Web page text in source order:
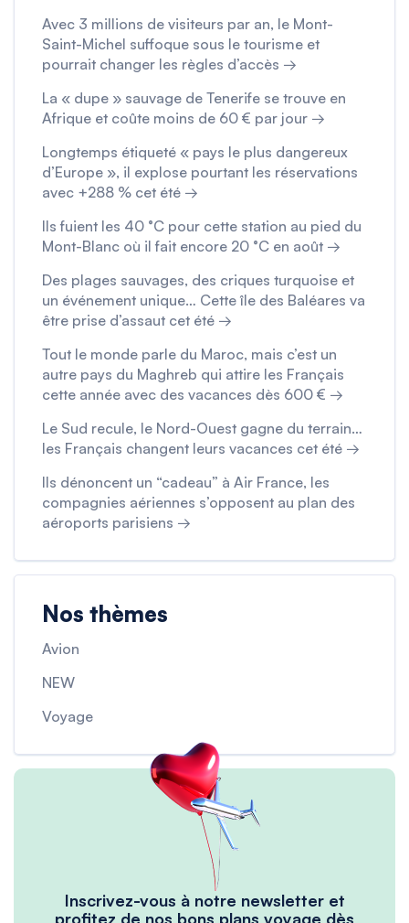
Avec 3 millions de visiteurs par an, le Mont-
Saint-Michel suffoque sous le tourisme et
pourrait changer les règles d’accès →
La « dupe » sauvage de Tenerife se trouve en
Afrique et coûte moins de 60 € par jour →
Longtemps étiqueté « pays le plus dangereux
d’Europe », il explose pourtant les réservations
avec +288 % cet été →
Ils fuient les 40 °C pour cette station au pied du
Mont-Blanc où il fait encore 20 °C en août →
Des plages sauvages, des criques turquoise et
un événement unique… Cette île des Baléares va
être prise d’assaut cet été →
Tout le monde parle du Maroc, mais c’est un
autre pays du Maghreb qui attire les Français
cette année avec des vacances dès 600 € →
Le Sud recule, le Nord-Ouest gagne du terrain…
les Français changent leurs vacances cet été →
Ils dénoncent un “cadeau” à Air France, les
compagnies aériennes s’opposent au plan des
aéroports parisiens →
Nos thèmes
Avion
NEW
Voyage
Inscrivez-vous à notre newsletter et
profitez de nos bons plans voyage dès